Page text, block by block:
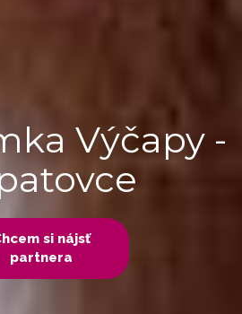
si nájsť
partnera
Výčapy -